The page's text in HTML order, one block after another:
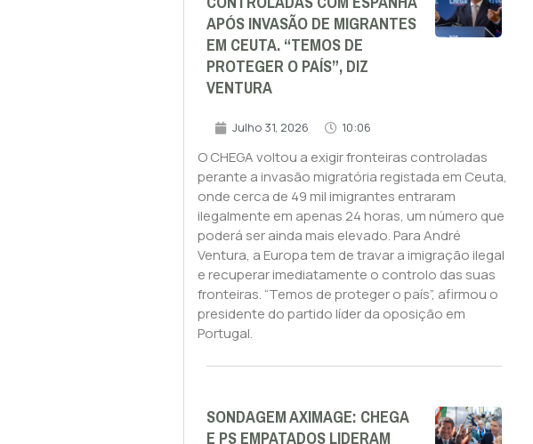
APÓS INVASÃO DE MIGRANTES
EM CEUTA. “TEMOS DE
PROTEGER O PAÍS”, DIZ
VENTURA
Julho 31, 2026 10:06
O CHEGA voltou a exigir fronteiras controladas
perante a invasão migratória registada em Ceuta,
onde cerca de 49 mil imigrantes entraram
ilegalmente em apenas 24 horas, um número que
poderá ser ainda mais elevado. Para André
Ventura, a Europa tem de travar a imigração ilegal
e recuperar imediatamente o controlo das suas
fronteiras. “Temos de proteger o país”, afirmou o
presidente do partido líder da oposição em
Portugal.
SONDAGEM AXIMAGE: CHEGA